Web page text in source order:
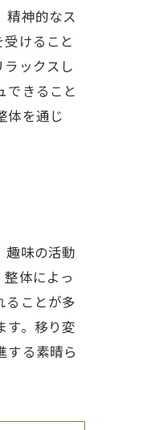
精神的なス
けること
ックスし
できること
体を通じ
趣味の活動
体によっ
ることが多
す。移り変
する素晴ら